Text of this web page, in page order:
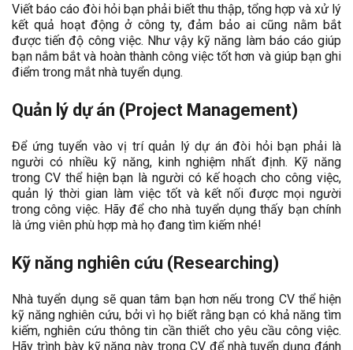
Viết báo cáo đòi hỏi bạn phải biết thu thập, tổng hợp và xử lý
kết quả hoạt động ở công ty, đảm bảo ai cũng nằm bắt
được tiến độ công việc. Như vậy kỹ năng làm báo cáo giúp
bạn nắm bắt và hoàn thành công việc tốt hơn và giúp bạn ghi
điểm trong mắt nhà tuyển dụng.
Quản lý dự án (Project Management)
Để ứng tuyển vào vị trí quản lý dự án đòi hỏi bạn phải là
người có nhiều kỹ năng, kinh nghiệm nhất định. Kỹ năng
trong CV thể hiện bạn là người có kế hoạch cho công việc,
quản lý thời gian làm việc tốt và kết nối được mọi người
trong công việc. Hãy để cho nhà tuyển dụng thấy bạn chính
là ứng viên phù hợp mà họ đang tìm kiếm nhé!
Kỹ năng nghiên cứu (Researching)
Nhà tuyển dụng sẽ quan tâm bạn hơn nếu trong CV thể hiện
kỹ năng nghiên cứu, bởi vì họ biết rằng bạn có khả năng tìm
kiếm, nghiên cứu thông tin cần thiết cho yêu cầu công việc.
Hãy trình bày kỹ năng này trong CV để nhà tuyển dụng đánh